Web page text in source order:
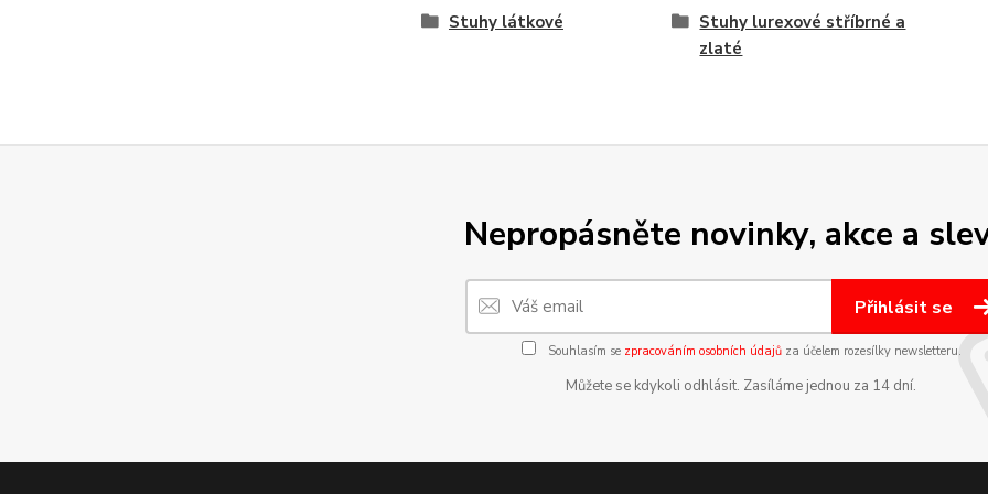
Stuhy látkové
Stuhy lurexové stříbrné a
zlaté
Nepropásněte novinky, akce a
Přihlásit se
Souhlasím se zpracováním osobních údajůza účelem rozesílky newsletteru.
Můžete se kdykoli odhlásit. Zasíláme jednou za 14 dní.